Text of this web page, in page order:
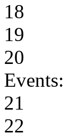
18
19
20
Events:
21
22